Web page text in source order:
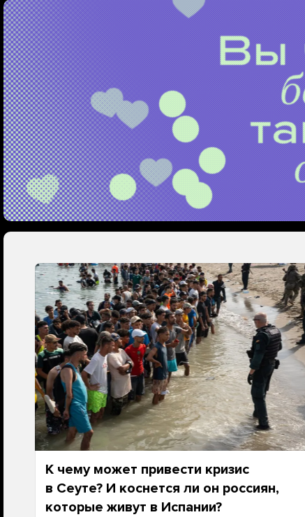
К чему может привести кризис
в Сеуте? И коснется ли он россиян,
которые живут в Испании?